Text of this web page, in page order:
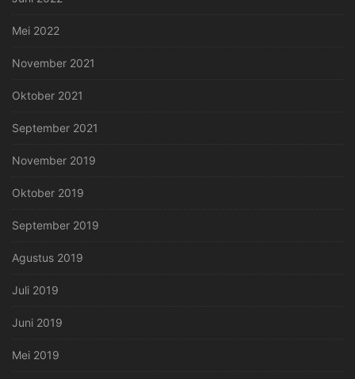
Mei 2022
November 2021
Oktober 2021
September 2021
November 2019
Oktober 2019
September 2019
Agustus 2019
Juli 2019
Juni 2019
Mei 2019